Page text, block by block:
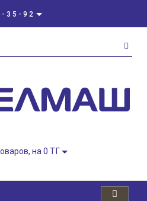
35-92
на 0 ТГ